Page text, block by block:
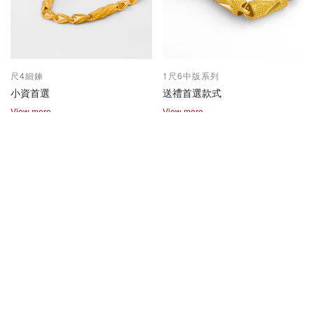
尺4細鍊
小資首選
View more
1尺6中版系列
送禮首選款式
View more